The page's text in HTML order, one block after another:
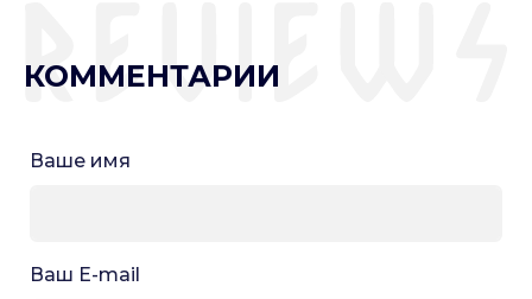
КОММЕНТАРИИ
Ваше имя
Ваш E-mail